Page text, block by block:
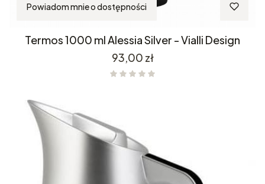
Powiadom mnie o dostępności
Termos 1000 ml Alessia Silver - Vialli Design
Cena
93,00 zł